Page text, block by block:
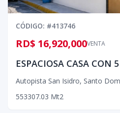
CÓDIGO: #413746
VENTA
RD$ 16,920,000
Autopista San Isidro, Santo
553307.03 Mt2